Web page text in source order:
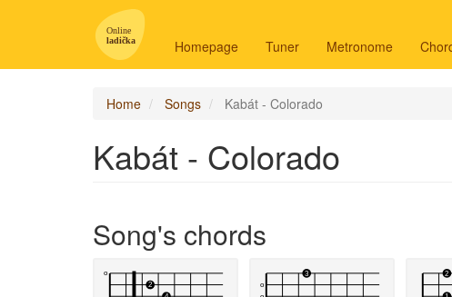
Main
navigation
-
en
Homepage Tuner Metronome
Home Songs Kabát - Colorado
Kabát - Colorado
Song's chords